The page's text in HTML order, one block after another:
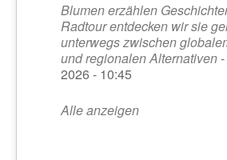
Blumen erzählen
Radtour entdecken wir sie
unterwegs zwischen
und regionalen Alternativen
2026 - 10:45
Alle anzeigen